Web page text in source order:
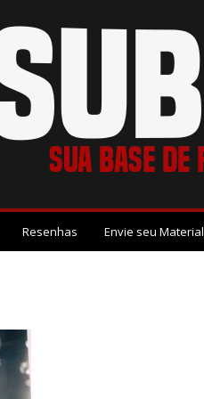
Resenhas Envie seu Material